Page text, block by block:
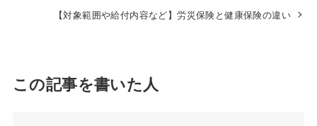
【対象範囲や給付内容など】労災保険と健康保険の違い
この記事を書いた人